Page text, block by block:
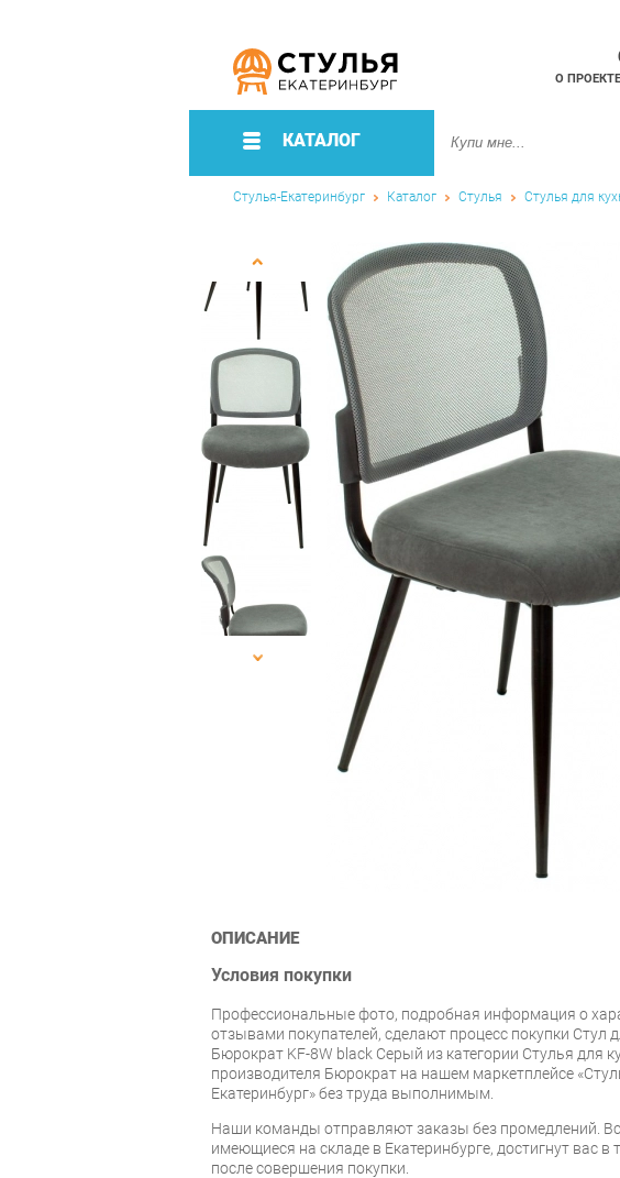
О ПРОЕКТЕ
КАТАЛОГ
Стулья-Екатеринбург Каталог Стулья Стулья для
ОПИСАНИЕ
Условия покупки
Профессиональные фото, подробная информация о
отзывами покупателей, сделают процесс покупки Стул
Бюрократ KF-8W black Серый из категории Стулья для
производителя Бюрократ на нашем маркетплейсе
Екатеринбург» без труда выполнимым.
Наши команды отправляют заказы без промедлений.
имеющиеся на складе в Екатеринбурге, достигнут вас в
после совершения покупки.